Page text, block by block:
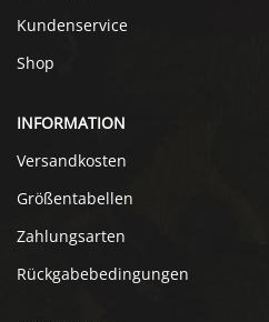
Kundenservice
Shop
INFORMATION
Versandkosten
Größentabellen
Zahlungsarten
Rückgabebedingungen